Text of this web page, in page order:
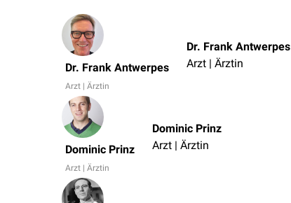
Dr. Frank Antwerpes
Arzt | Ärztin
Dr. Frank Antwerpes
Arzt | Ärztin
Dominic Prinz
Arzt | Ärztin
Dominic Prinz
Arzt | Ärztin